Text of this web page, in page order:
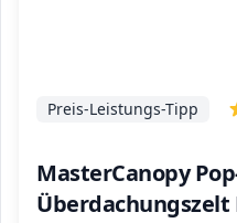
MasterCanopy
Preis-Leistungs-Tipp